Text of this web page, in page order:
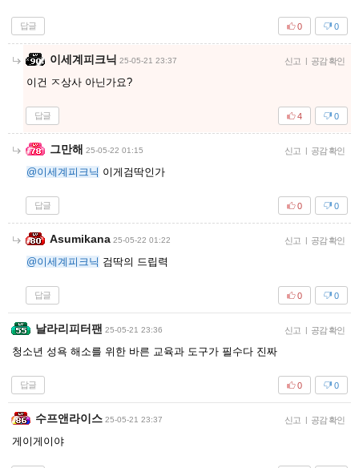
답글 0
0
이세계피크닉 25-05-21 23:37 신고 공감 확인
이건 ㅈ상사 아닌가요?
답글 0
4
그만해 25-05-22 01:15 신고 공감 확인
@이세계피크닉 이게검딱인가
답글 0
0
Asumikana 25-05-22 01:22 신고 공감 확인
@이세계피크닉 검딱의 드립력
답글 0
0
날라리피터팬 25-05-21 23:36 신고 공감 확인
청소년 성욕 해소를 위한 바른 교육과 도구가 필수다 진짜
답글 0
0
수프앤라이스 25-05-21 23:37 신고 공감 확인
게이게이야